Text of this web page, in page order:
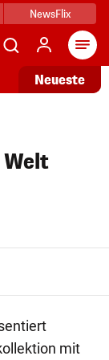
NewsFlix
Neueste
Welt
mit